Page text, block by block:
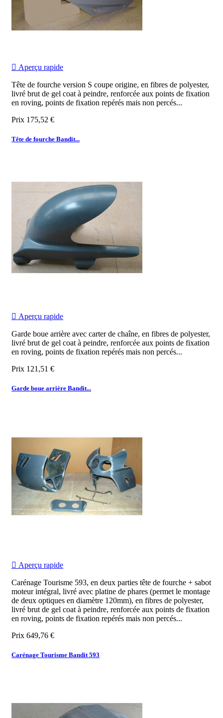
 Aperçu rapide
Tête de fourche version S coupe origine, en fibres de polyester,
livré brut de gel coat à peindre, renforcée aux points de fixation
en roving, points de fixation repérés mais non percés...
Prix 175,52 €
Tête de fourche Bandit...
 Aperçu rapide
Garde boue arrière avec carter de chaîne, en fibres de polyester,
livré brut de gel coat à peindre, renforcée aux points de fixation
en roving, points de fixation repérés mais non percés...
Prix 121,51 €
Garde boue arrière Bandit...
 Aperçu rapide
Carénage Tourisme 593, en deux parties tête de fourche + sabot
moteur intégral, livré avec platine de phares (permet le montage
de deux optiques en diamètre 120mm), en fibres de polyester,
livré brut de gel coat à peindre, renforcée aux points de fixation
en roving, points de fixation repérés mais non percés...
Prix 649,76 €
Carénage Tourisme Bandit 593